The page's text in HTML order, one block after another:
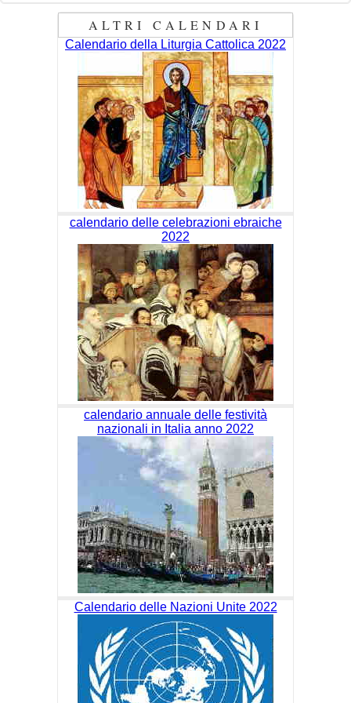
ALTRI CALENDARI
Calendario della Liturgia Cattolica 2022
calendario delle celebrazioni ebraiche
2022
calendario annuale delle festività
nazionali in Italia anno 2022
Calendario delle Nazioni Unite 2022